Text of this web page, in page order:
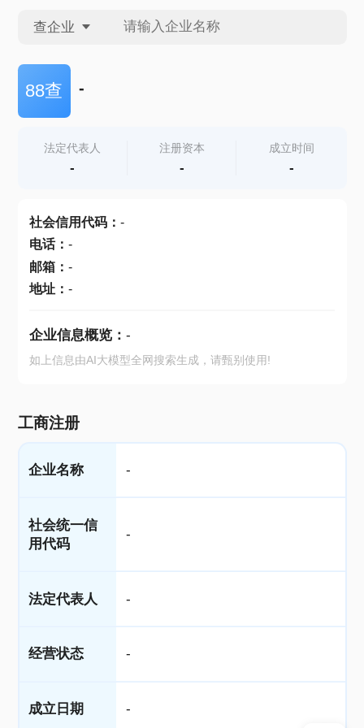
查企业
查企业
查产地
88查 -
法定代表人
-
注册资本
-
成立时间
-
社会信用代码： -
电话： -
邮箱： -
地址： -
企业信息概览： -
如上信息由AI大模型全网搜索生成，请甄别使用!
工商注册
企业名称 -
社会统一信
用代码
-
法定代表人 -
经营状态 -
成立日期 -